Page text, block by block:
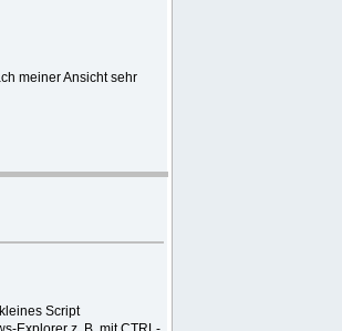
meiner Ansicht sehr
Script